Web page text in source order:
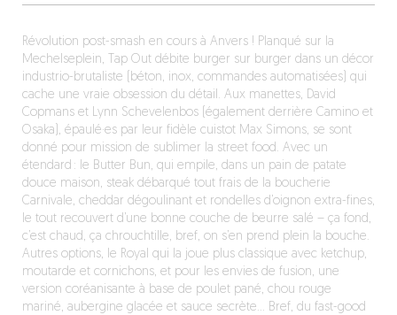
Révolution post-smash en cours à Anvers ! Planqué sur la
Mechelseplein, Tap Out débite burger sur burger dans un décor
industrio-brutaliste (béton, inox, commandes automatisées) qui
cache une vraie obsession du détail. Aux manettes, David
Copmans et Lynn Schevelenbos (également derrière Camino et
Osaka), épaulé·es par leur fidèle cuistot Max Simons, se sont
donné pour mission de sublimer la street food. Avec un
étendard : le Butter Bun, qui empile, dans un ​​​​pain de patate
douce maison, ​​steak débarqué tout frais de la boucherie
Carnivale, cheddar dégoulinant et rondelles d’oignon extra-fines,
le tout recouvert d’une bonne couche de beurre salé – ça fond,
c’est chaud, ça chrouchtille, bref, on s’en prend plein la bouche.
Autres options, le Royal qui la joue plus classique avec ketchup,
moutarde et cornichons, et pour les envies de fusion, une
version coréanisante à base de poulet pané, chou rouge
mariné, aubergine glacée et ​​​​sauce secrète… Bref, du fast-good